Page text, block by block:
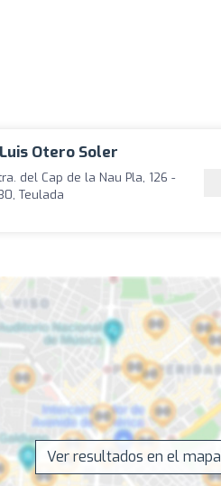
Otero Soler
del Cap de la Nau Pla, 126 -
Teulada
Ver resultados en el mapa